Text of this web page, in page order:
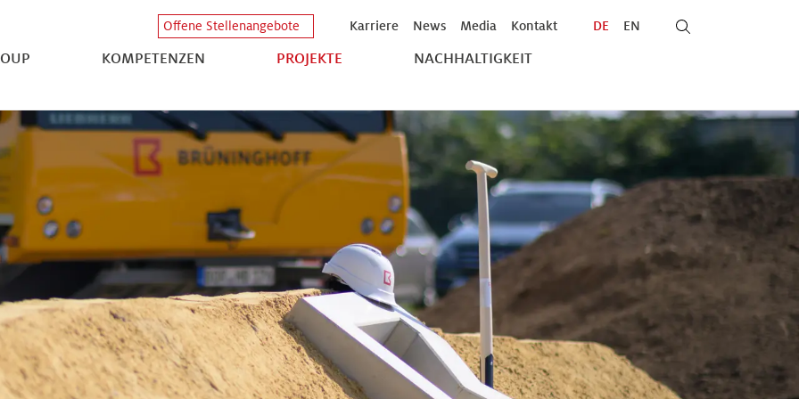
Offene Stellenangebote Karriere News Media Kontakt DE EN
KOMPETENZEN PROJEKTE NACHHALTIGKEIT